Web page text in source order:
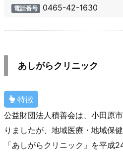
電話番号 0465-42-1630
あしがらクリニック
特徴
公益財団法人積善会は、小田原
りましたが、地域医療・地域保
「あしがらクリニック」を平成